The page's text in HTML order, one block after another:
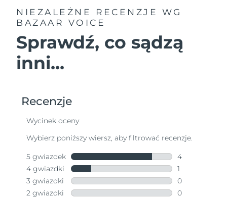
NIEZALEŻNE RECENZJE
WG
BAZAAR VOICE
Sprawdź, co sądzą
inni...